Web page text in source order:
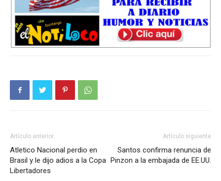
Artículo anterior
Atletico Nacional perdio en
Brasil y le dijo adios a la Copa
Libertadores
Artículo siguiente
Santos confirma renuncia de
Pinzon a la embajada de EE.UU.